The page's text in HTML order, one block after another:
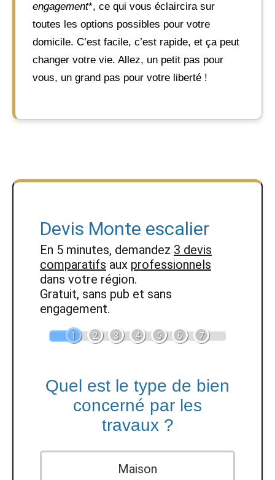
engagement*, ce qui vous éclaircira sur
toutes les options possibles pour votre
domicile. C’est facile, c’est rapide, et ça peut
changer votre vie. Allez, un petit pas pour
vous, un grand pas pour votre liberté !
Devis Monte escalier
En 5 minutes, demandez 3 devis
comparatifs aux professionnels
dans votre région.
Gratuit, sans pub et sans
engagement.
1 2 3 4 5 6 7
Quel est le type de bien
concerné par les
travaux ?
Maison